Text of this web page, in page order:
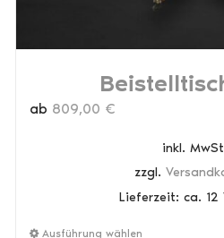
ab 809,00 €
inkl.
zzgl.
Lieferzeit: ca. 12
Ausführung wählen